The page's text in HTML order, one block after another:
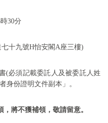
時30分
十九號H怡安閣A座三樓)
(必須記載委託人及被委託人姓
身份證明文件副本」。
將不獲補領，敬請留意。